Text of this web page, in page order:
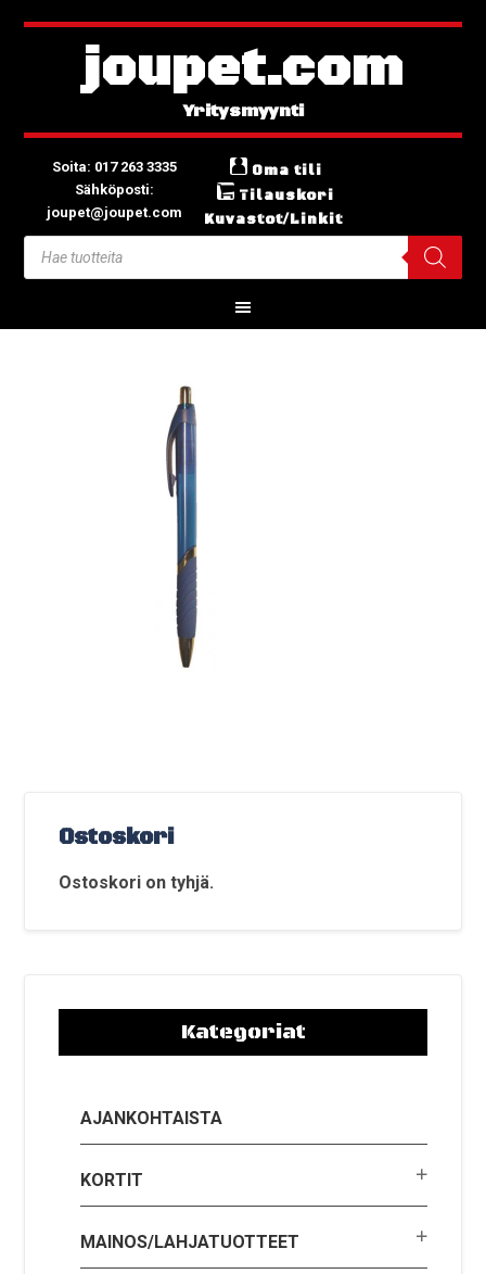
joupet.com
Soita: 017 263 3335
Sähköposti:
joupet@joupet.com
Oma tili
Tilauskori
Kuvastot/Linkit
Ostoskori
Ostoskori on tyhjä.
Kategoriat
AJANKOHTAISTA
KORTIT
MAINOS/LAHJATUOTTEET